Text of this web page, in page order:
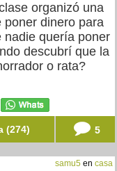
organizó una
poner dinero para
nadie quería poner
descubrí que la
o rata?
(274) 5
samu5 en casa